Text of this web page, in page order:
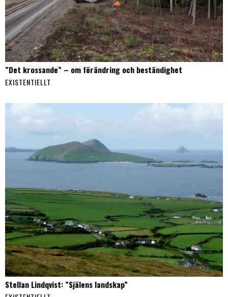
”Det krossande” – om förändring och beständighet
EXISTENTIELLT
Stellan Lindqvist: ”Själens landskap”